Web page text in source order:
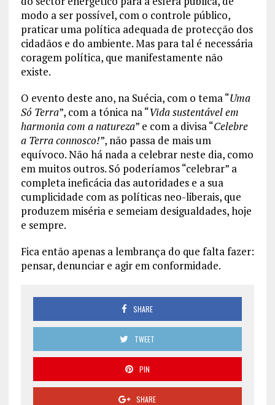
modo a ser possível, com o controle público,
praticar uma política adequada de protecção dos
cidadãos e do ambiente. Mas para tal é necessária
coragem política, que manifestamente não
existe.
O evento deste ano, na Suécia, com o tema “Uma
Só Terra”, com a tónica na “Vida sustentável em
harmonia com a natureza” e com a divisa “Celebre
a Terra connosco!”, não passa de mais um
equívoco. Não há nada a celebrar neste dia, como
em muitos outros. Só poderíamos “celebrar” a
completa ineficácia das autoridades e a sua
cumplicidade com as políticas neo-liberais, que
produzem miséria e semeiam desigualdades, hoje
e sempre.
Fica então apenas a lembrança do que falta fazer:
pensar, denunciar e agir em conformidade.
SHARE
TWEET
PIN
SHARE